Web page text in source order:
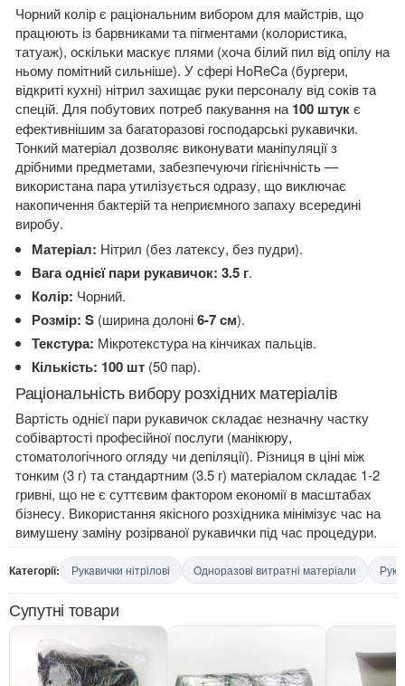
Чорний колір є раціональним вибором для майстрів, що
працюють із барвниками та пігментами (колористика,
татуаж), оскільки маскує плями (хоча білий пил від опілу на
ньому помітний сильніше). У сфері HoReCa (бургери,
відкриті кухні) нітрил захищає руки персоналу від соків та
спецій. Для побутових потреб пакування на 100 штукє
ефективнішим за багаторазові господарські рукавички.
Тонкий матеріал дозволяє виконувати маніпуляції з
дрібними предметами, забезпечуючи гігієнічність —
використана пара утилізується одразу, що виключає
накопичення бактерій та неприємного запаху всередині
виробу.
Матеріал: Нітрил (без латексу, без пудри).
Вага однієї пари рукавичок: 3.5 г.
Колір: Чорний.
Розмір: S (ширина долоні6-7 см).
Текстура: Мікротекстура на кінчиках пальців.
Кількість: 100 шт (50 пар).
Раціональність вибору розхідних матеріалів
Вартість однієї пари рукавичок складає незначну частку
собівартості професійної послуги (манікюру,
стоматологічного огляду чи депіляції). Різниця в ціні між
тонким (3 г) та стандартним (3.5 г) матеріалом складає 1-2
гривні, що не є суттєвим фактором економії в масштабах
бізнесу. Використання якісного розхідника мінімізує час на
вимушену заміну розірваної рукавички під час процедури.
Категорії: Рукавички нітрілові Одноразові витратні матеріали
Супутні товари